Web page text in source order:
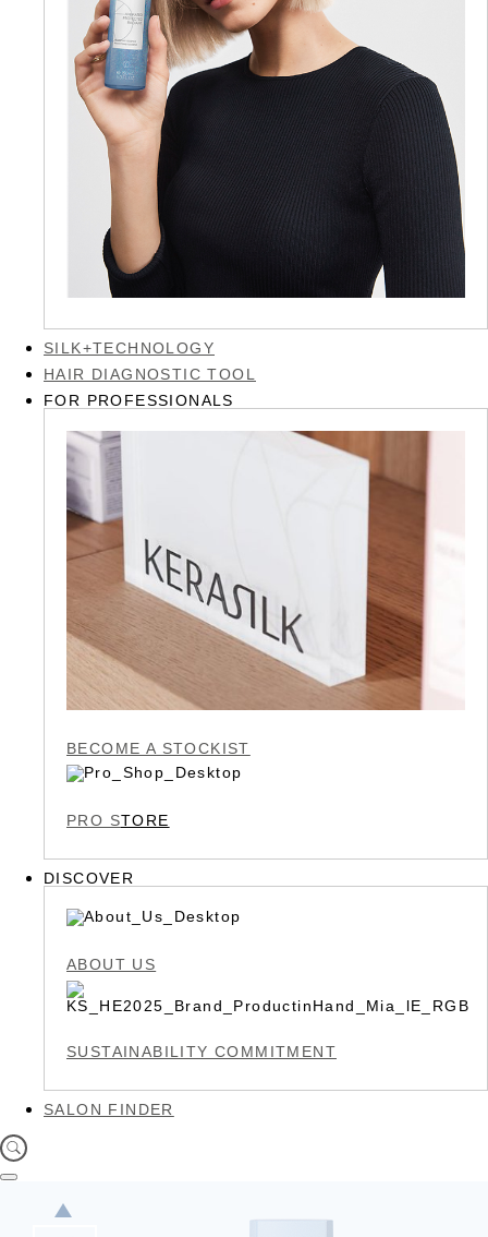
SILK+TECHNOLOGY
HAIR DIAGNOSTIC TOOL
FOR PROFESSIONALS
BECOME A STOCKIST
PRO STORE
DISCOVER
ABOUT US
SUSTAINABILITY COMMITMENT
SALON FINDER